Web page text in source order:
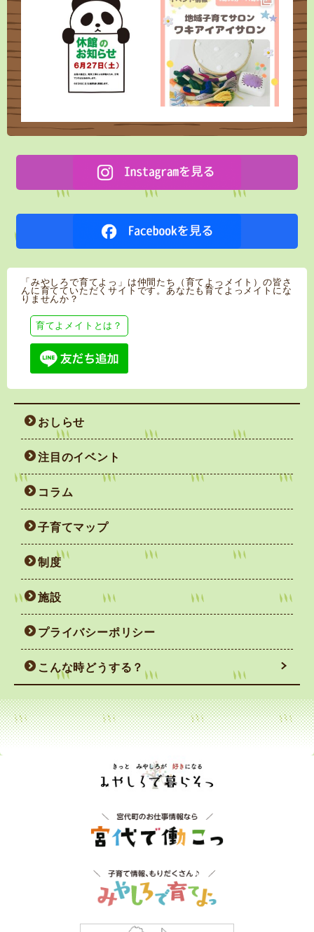
「みやしろで育てよっ」は仲間たち（育てよっメイト）の皆さ
んに育てていただくサイトです。あなたも育てよっメイトにな
りませんか？
育てよメイトとは？
おしらせ
注目のイベント
コラム
子育てマップ
制度
施設
プライバシーポリシー
こんな時どうする？
赤ちゃんを迎えるまで
赤ちゃん誕生！
すくすく育っているかな
予防接種を受けよう
いつもと様子が違うとき